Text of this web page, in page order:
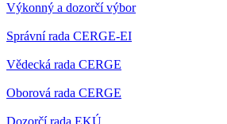
Výkonný a dozorčí výbor
Správní rada CERGE-EI
Vědecká rada CERGE
Oborová rada CERGE
Dozorčí rada EKÚ